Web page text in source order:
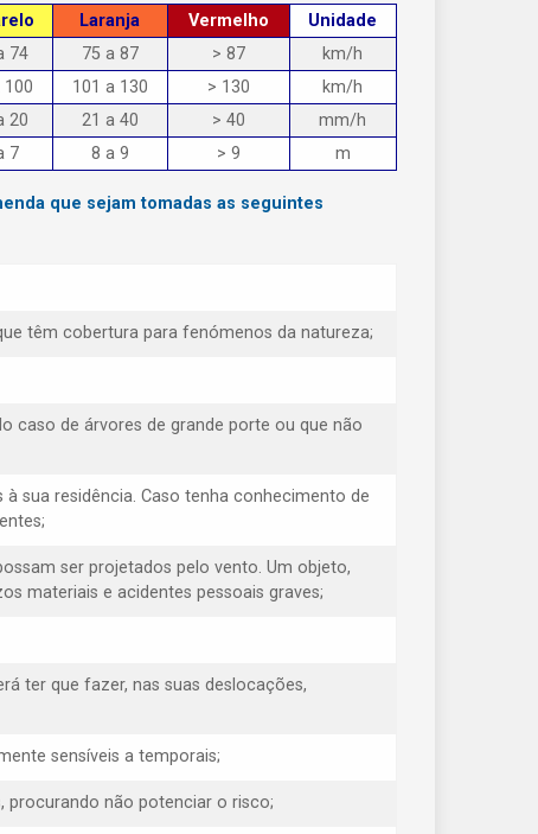
Laranja Vermelho
Unidade
74 75 a 87 > 87
km/h
100 101 a 130 > 130
km/h
20 21 a 40 > 40
mm/h
7 8 a 9 > 9 m
que sejam tomadas as seguintes
têm cobertura para fenómenos da natureza;
caso de árvores de grande porte ou que não
sua residência. Caso tenha conhecimento de
ser projetados pelo vento. Um objeto,
materiais e acidentes pessoais graves;
ter que fazer, nas suas deslocações,
sensíveis a temporais;
procurando não potenciar o risco;